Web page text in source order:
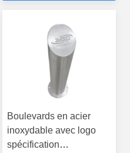
Boulevards en acier
inoxydable avec logo
spécification